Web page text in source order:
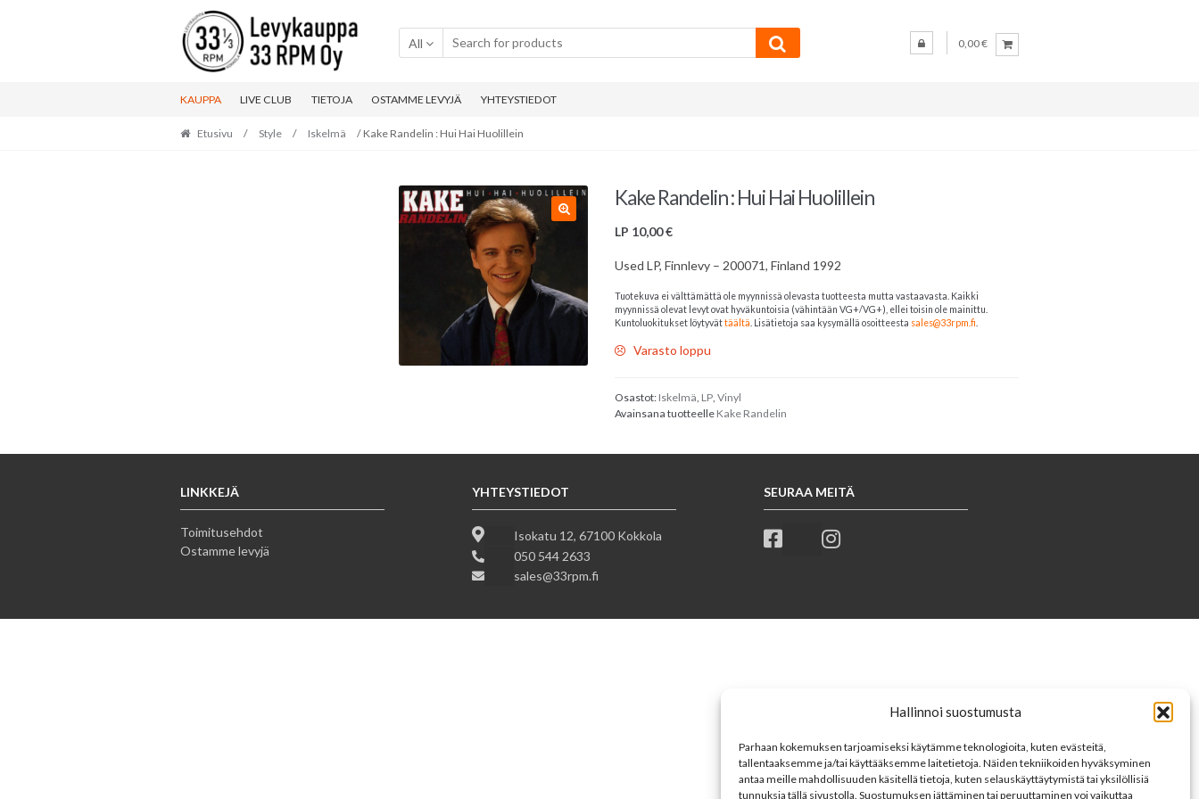
Hallinnoi suostumusta
Parhaan kokemuksen tarjoamiseksi käytämme teknologioita, kuten evästeitä,
tallentaaksemme ja/tai käyttääksemme laitetietoja. Näiden tekniikoiden hyväksyminen
antaa meille mahdollisuuden käsitellä tietoja, kuten selauskäyttäytymistä tai yksilöllisiä
tunnuksia tällä sivustolla. Suostumuksen jättäminen tai peruuttaminen voi vaikuttaa
to
navigation
to
content
All 0,00 €
KAUPPA LIVE CLUB TIETOJA OSTAMME LEVYJÄ YHTEYSTIEDOT
Etusivu / Style / Iskelmä / Kake Randelin : Hui Hai Huolillein
Kake Randelin : Hui Hai Huolillein
LP 10,00€
Used LP, Finnlevy – 200071, Finland 1992
Tuotekuva ei välttämättä ole myynnissä olevasta tuotteesta mutta vastaavasta. Kaikki
myynnissä olevat levyt ovat hyväkuntoisia (vähintään VG+/VG+), ellei toisin ole mainittu.
Kuntoluokitukset löytyvättäältä . Lisätietoja saa kysymällä osoitteesta sales@33rpm.fi
Varasto loppu
Osastot: Iskelmä LP, Vinyl
Avainsana tuotteelle Kake Randelin
LINKKEJÄ
Toimitusehdot
Ostamme levyjä
YHTEYSTIEDOT
Isokatu 12, 67100 Kokkola
050 544 2633
sales@33rpm.fi
SEURAA MEITÄ